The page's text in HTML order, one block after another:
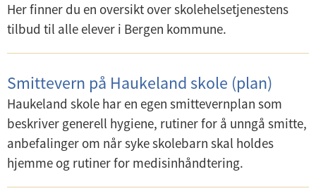
Her finner du en oversikt over skolehelsetjenestens
tilbud til alle elever i Bergen kommune.
Smittevern på Haukeland skole (plan)
Haukeland skole har en egen smittevernplan som
beskriver generell hygiene, rutiner for å unngå smitte,
anbefalinger om når syke skolebarn skal holdes
hjemme og rutiner for medisinhåndtering.